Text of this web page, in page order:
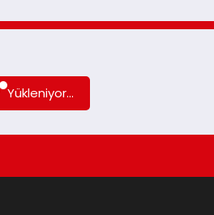
Yükleniyor...